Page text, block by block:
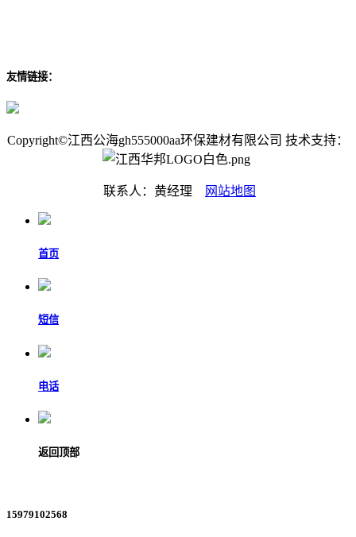
友情链接：
Copyright©江西公海gh555000aa环保建材有限公司 技术支持：
联系人：黄经理 网站地图
首页
短信
电话
返回顶部
15979102568